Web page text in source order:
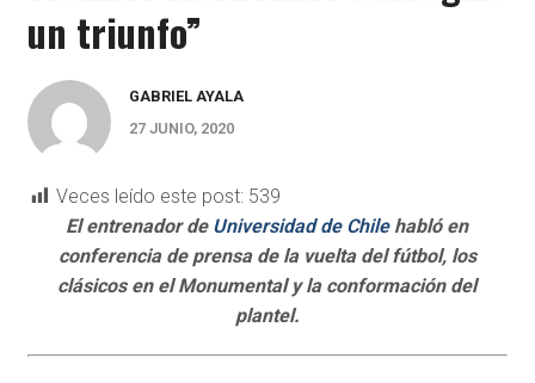
un triunfo”
GABRIEL AYALA
27 JUNIO, 2020
Veces leído este post: 539
El entrenador de Universidad de Chilehabló en
conferencia de prensa de la vuelta del fútbol, los
clásicos en el Monumental y la conformación del
plantel.